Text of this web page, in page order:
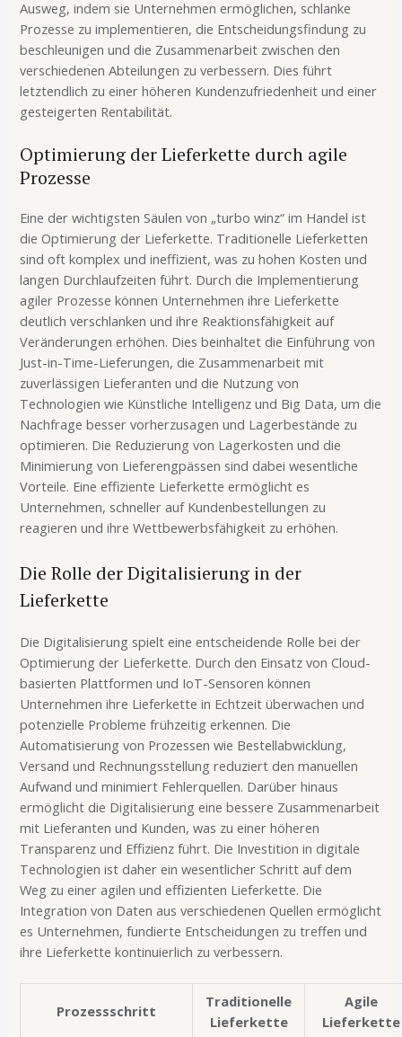
Ausweg, indem sie Unternehmen ermöglichen, schlanke
Prozesse zu implementieren, die Entscheidungsfindung zu
beschleunigen und die Zusammenarbeit zwischen den
verschiedenen Abteilungen zu verbessern. Dies führt
letztendlich zu einer höheren Kundenzufriedenheit und einer
gesteigerten Rentabilität.
Optimierung der Lieferkette durch agile
Prozesse
Eine der wichtigsten Säulen von „turbo winz“ im Handel ist
die Optimierung der Lieferkette. Traditionelle Lieferketten
sind oft komplex und ineffizient, was zu hohen Kosten und
langen Durchlaufzeiten führt. Durch die Implementierung
agiler Prozesse können Unternehmen ihre Lieferkette
deutlich verschlanken und ihre Reaktionsfähigkeit auf
Veränderungen erhöhen. Dies beinhaltet die Einführung von
Just-in-Time-Lieferungen, die Zusammenarbeit mit
zuverlässigen Lieferanten und die Nutzung von
Technologien wie Künstliche Intelligenz und Big Data, um die
Nachfrage besser vorherzusagen und Lagerbestände zu
optimieren. Die Reduzierung von Lagerkosten und die
Minimierung von Lieferengpässen sind dabei wesentliche
Vorteile. Eine effiziente Lieferkette ermöglicht es
Unternehmen, schneller auf Kundenbestellungen zu
reagieren und ihre Wettbewerbsfähigkeit zu erhöhen.
Die Rolle der Digitalisierung in der
Lieferkette
Die Digitalisierung spielt eine entscheidende Rolle bei der
Optimierung der Lieferkette. Durch den Einsatz von Cloud-
basierten Plattformen und IoT-Sensoren können
Unternehmen ihre Lieferkette in Echtzeit überwachen und
potenzielle Probleme frühzeitig erkennen. Die
Automatisierung von Prozessen wie Bestellabwicklung,
Versand und Rechnungsstellung reduziert den manuellen
Aufwand und minimiert Fehlerquellen. Darüber hinaus
ermöglicht die Digitalisierung eine bessere Zusammenarbeit
mit Lieferanten und Kunden, was zu einer höheren
Transparenz und Effizienz führt. Die Investition in digitale
Technologien ist daher ein wesentlicher Schritt auf dem
Weg zu einer agilen und effizienten Lieferkette. Die
Integration von Daten aus verschiedenen Quellen ermöglicht
es Unternehmen, fundierte Entscheidungen zu treffen und
ihre Lieferkette kontinuierlich zu verbessern.
Prozessschritt
Traditionelle
Lieferkette
Agile
Lieferkette